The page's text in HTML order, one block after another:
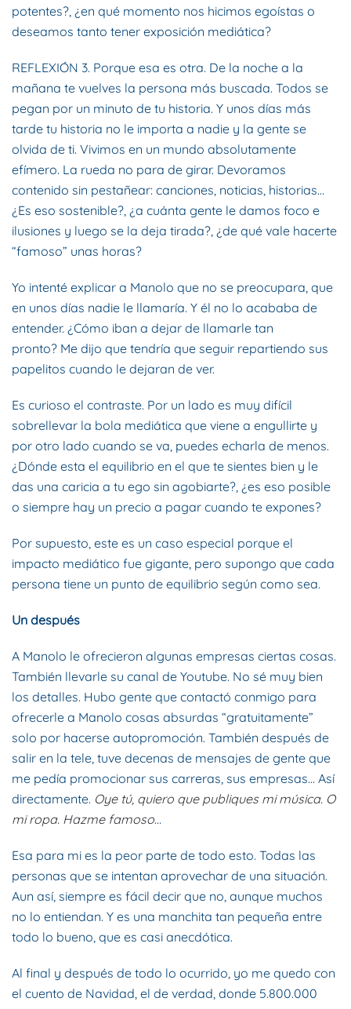
potentes?, ¿en qué momento nos hicimos egoístas o
deseamos tanto tener exposición mediática?
REFLEXIÓN 3. Porque esa es otra. De la noche a la
mañana te vuelves la persona más buscada. Todos se
pegan por un minuto de tu historia. Y unos días más
tarde tu historia no le importa a nadie y la gente se
olvida de ti. Vivimos en un mundo absolutamente
efímero. La rueda no para de girar. Devoramos
contenido sin pestañear: canciones, noticias, historias…
¿Es eso sostenible?, ¿a cuánta gente le damos foco e
ilusiones y luego se la deja tirada?, ¿de qué vale hacerte
“famoso” unas horas?
Yo intenté explicar a Manolo que no se preocupara, que
en unos días nadie le llamaría. Y él no lo acababa de
entender. ¿Cómo iban a dejar de llamarle tan
pronto? Me dijo que tendría que seguir repartiendo sus
papelitos cuando le dejaran de ver.
Es curioso el contraste. Por un lado es muy difícil
sobrellevar la bola mediática que viene a engullirte y
por otro lado cuando se va, puedes echarla de menos.
¿Dónde esta el equilibrio en el que te sientes bien y le
das una caricia a tu ego sin agobiarte?, ¿es eso posible
o siempre hay un precio a pagar cuando te expones?
Por supuesto, este es un caso especial porque el
impacto mediático fue gigante, pero supongo que cada
persona tiene un punto de equilibrio según como sea.
Un después
A Manolo le ofrecieron algunas empresas ciertas cosas.
También llevarle su canal de Youtube. No sé muy bien
los detalles. Hubo gente que contactó conmigo para
ofrecerle a Manolo cosas absurdas “gratuitamente”
solo por hacerse autopromoción. También después de
salir en la tele, tuve decenas de mensajes de gente que
me pedía promocionar sus carreras, sus empresas… Así
directamente. Oye tú, quiero que publiques mi música. O
mi ropa. Hazme famoso…
Esa para mi es la peor parte de todo esto. Todas las
personas que se intentan aprovechar de una situación.
Aun así, siempre es fácil decir que no, aunque muchos
no lo entiendan. Y es una manchita tan pequeña entre
todo lo bueno, que es casi anecdótica.
Al final y después de todo lo ocurrido, yo me quedo con
el cuento de Navidad, el de verdad, donde 5.800.000